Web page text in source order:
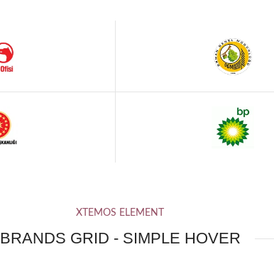
XTEMOS ELEMENT
BRANDS GRID - SIMPLE HOVER